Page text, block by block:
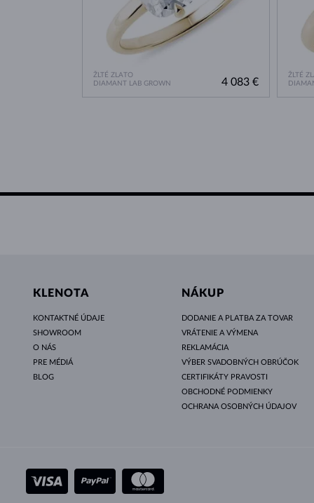
ŽLTÉ ZLATO
DIAMANT LAB GROWN
4 083 €
ŽLTÉ
KLENOTA
KONTAKTNÉ ÚDAJE
SHOWROOM
O NÁS
PRE MÉDIÁ
BLOG
NÁKUP
DODANIE A PLATBA ZA TOVAR
VRÁTENIE A VÝMENA
REKLAMÁCIA
VÝBER SVADOBNÝCH OBRÚČOK
CERTIFIKÁTY PRAVOSTI
OBCHODNÉ PODMIENKY
OCHRANA OSOBNÝCH ÚDAJOV